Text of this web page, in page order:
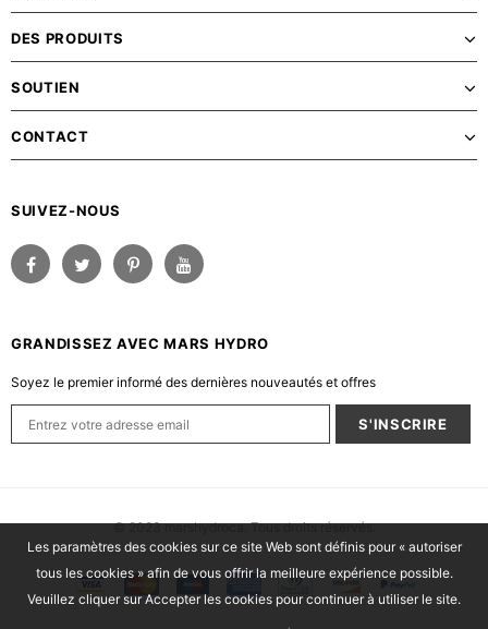
DES PRODUITS
SOUTIEN
CONTACT
SUIVEZ-NOUS
GRANDISSEZ AVEC MARS HYDRO
Soyez le premier informé des dernières nouveautés et offres
© 2023 marshydroca. Tous droits réservés.
Les paramètres des cookies sur ce site Web sont définis pour « autoriser
tous les cookies » afin de vous offrir la meilleure expérience possible.
Veuillez cliquer sur Accepter les cookies pour continuer à utiliser le site.